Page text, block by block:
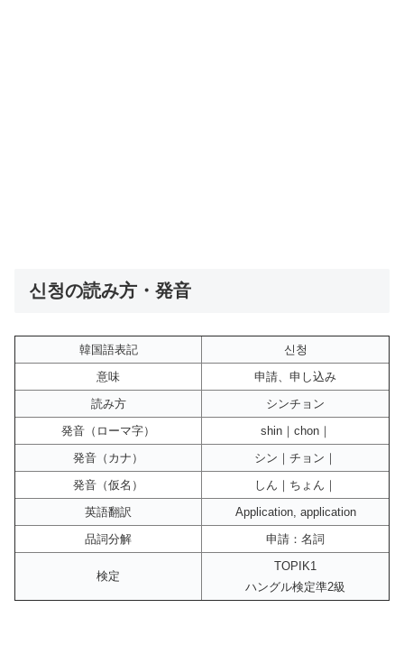
신청の読み方・発音
韓国語表記
신청
意味
申請、申し込み
読み方
シンチョン
発音（ローマ字）
shin｜chon｜
発音（カナ）
シン｜チョン｜
発音（仮名）
しん｜ちょん｜
英語翻訳
Application, application
品詞分解
申請：名詞
検定
TOPIK1
ハングル検定準2級